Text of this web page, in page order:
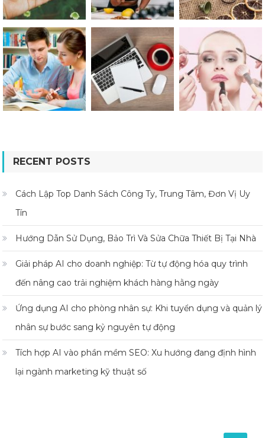
RECENT POSTS
Cách Lập Top Danh Sách Công Ty, Trung Tâm, Đơn Vị Uy
Tín
Hướng Dẫn Sử Dụng, Bảo Trì Và Sửa Chữa Thiết Bị Tại Nhà
Giải pháp AI cho doanh nghiệp: Từ tự động hóa quy trình
đến nâng cao trải nghiệm khách hàng hằng ngày
Ứng dụng AI cho phòng nhân sự: Khi tuyển dụng và quản lý
nhân sự bước sang kỷ nguyên tự động
Tích hợp AI vào phần mềm SEO: Xu hướng đang định hình
lại ngành marketing kỹ thuật số